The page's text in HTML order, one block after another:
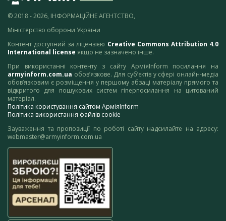
© 2018 - 2026, ІНФОРМАЦІЙНЕ АГЕНТСТВО,
Міністерство оборони України
Контент доступний за ліцензією Creative Commons Attribution 4.0
International license якщо не зазначено інше.
При використанні контенту з сайту АрміяInform посилання на
armyinform.com.ua обов’язкове. Для суб’єктів у сфері онлайн-медіа
обов’язковим є розміщення у першому абзаці матеріалу прямого та
відкритого для пошукових систем гіперпосилання на цитований
матеріал.
Політика користування сайтом АрміяInform
Політика використання файлів cookie
Зауваження та пропозиції по роботі сайту надсилайте на адресу:
webmaster@armyinform.com.ua